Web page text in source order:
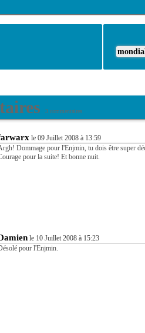
3 commentaires
le 09 Juillet 2008 à 13:59
Dommage pour l'Enjmin, tu dois être super
pour la suite! Et bonne nuit.
le 10 Juillet 2008 à 15:23
pour l'Enjmin.